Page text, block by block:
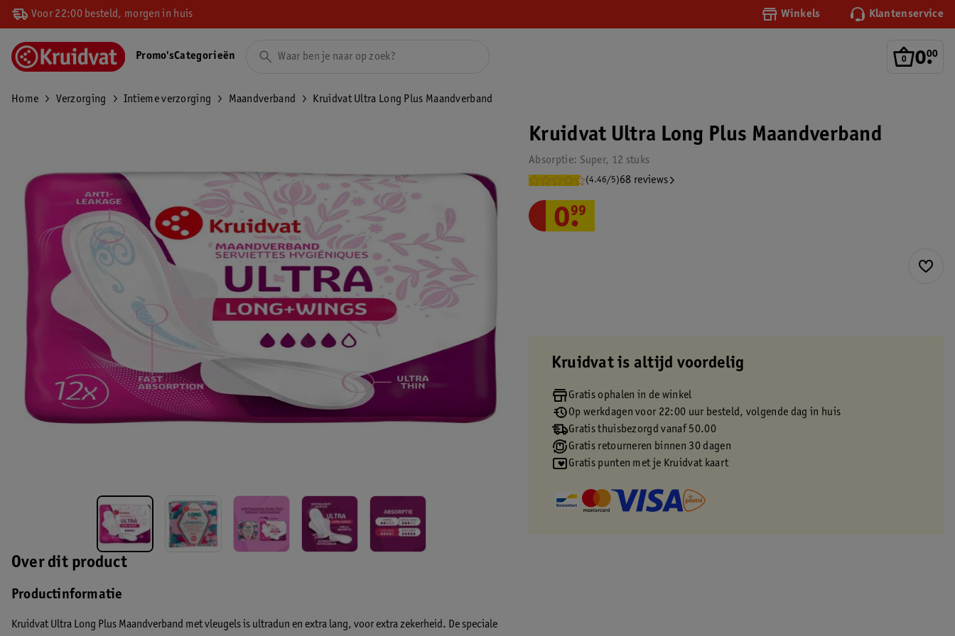
Voor 22:00 besteld, morgen in huis Winkels Klantenservice
0.
00
Promo'sCategorieën
Home Verzorging Intieme verzorging Maandverband Kruidvat Ultra Long Plus Maandverband
Over dit product
Productinformatie
Kruidvat Ultra Long Plus Maandverband met vleugels is ultradun en extra lang, voor extra zekerheid. De speciale
Kruidvat Ultra Long Plus Maandverband
Absorptie: Super, 12 stuks
(4.46/5)68 reviews
0.
99
Kruidvat is altijd voordelig
Gratis ophalen in de winkel
Op werkdagen voor 22:00 uur besteld, volgende dag in huis
Gratis thuisbezorgd vanaf 50.00
Gratis retourneren binnen 30 dagen
Gratis punten met je Kruidvat kaart